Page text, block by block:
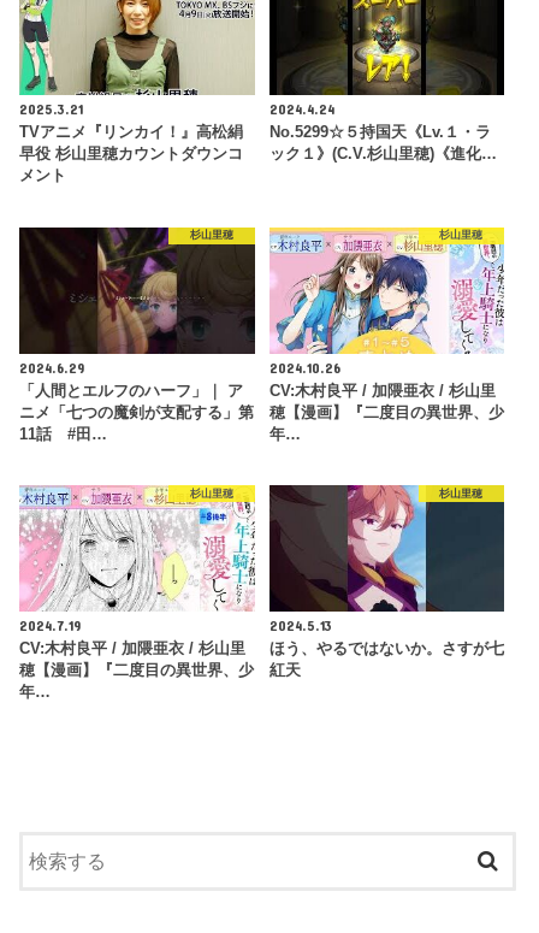
2025.3.21
TVアニメ『リンカイ！』高松絹
早役 杉山里穂カウントダウンコ
メント
2024.4.24
No.5299☆５持国天《Lv.１・ラ
ック１》(C.V.杉山里穂)《進化…
杉山里穂
2024.6.29
「人間とエルフのハーフ」｜ ア
ニメ「七つの魔剣が支配する」第
11話 #田…
杉山里穂
2024.10.26
CV:木村良平 / 加隈亜衣 / 杉山里
穂【漫画】『二度目の異世界、少
年…
杉山里穂
2024.7.19
CV:木村良平 / 加隈亜衣 / 杉山里
穂【漫画】『二度目の異世界、少
年…
杉山里穂
2024.5.13
ほう、やるではないか。さすが七
紅天